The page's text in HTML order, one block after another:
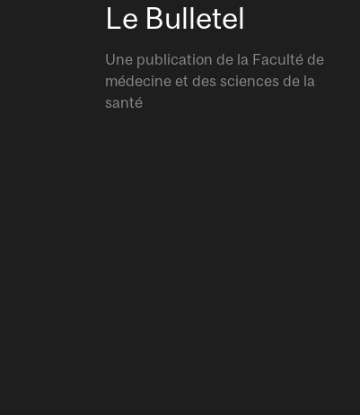
Le Bulletel
Une publication de la Faculté de
médecine et des sciences de la
santé